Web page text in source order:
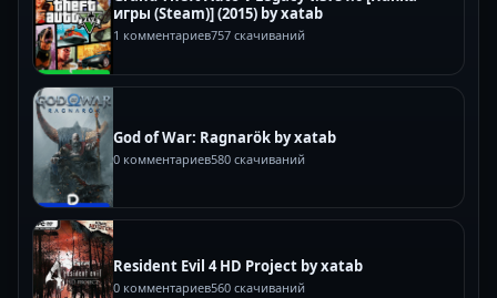
игры (Steam)] (2015) by xatab
1 комментариев757 скачиваний
God of War: Ragnarök by xatab
0 комментариев580 скачиваний
Resident Evil 4 HD Project by xatab
0 комментариев560 скачиваний